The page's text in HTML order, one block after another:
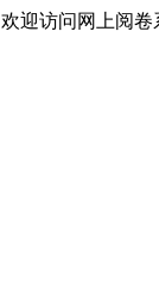
欢迎访问网上阅